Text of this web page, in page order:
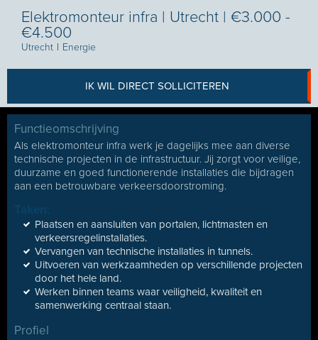
Elektromonteur infra | Utrecht | €3.000 -
€4.500
Utrecht I Energie
IK WIL DIRECT SOLLICITEREN
Functieomschrijving
Als elektromonteur infra werk je dagelijks mee aan diverse
technische projecten in de infrastructuur. Jij zorgt voor veilige,
duurzame en goed functionerende installaties die bijdragen
aan een betrouwbare verkeersdoorstroming.
Plaatsen en aansluiten van portalen, lichtmasten en
verkeersregelinstallaties.
Vervangen van technische installaties in tunnels.
Uitvoeren van werkzaamheden op verschillende projecten
door het hele land.
Werken binnen teams waar veiligheid, kwaliteit en
samenwerking centraal staan.
Profiel